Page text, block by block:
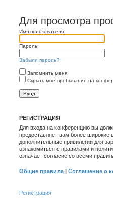
Для просмотра
Имя пользователя:
Пароль:
Забыли пароль?
Запомнить меня
Скрыть моё пребывание на
РЕГИСТРАЦИЯ
Для входа на конференцию вы
предоставляет вам более широкие
дополнительные привилегии для
ознакомиться с правилами и
означает согласие со всеми
Общие правила | Соглашение о
Регистрация